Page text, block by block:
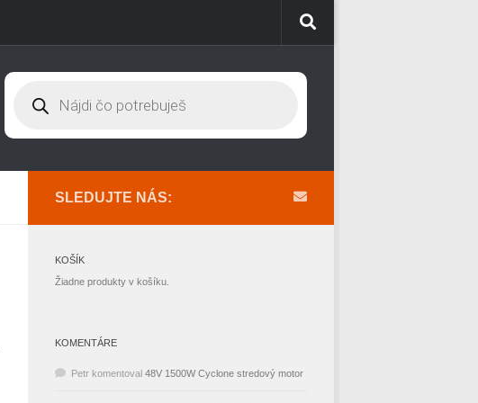
SLEDUJTE NÁS:
KOŠÍK
Žiadne produkty v košíku.
KOMENTÁRE
Petr komentoval 48V 1500W Cyclone stredový motor